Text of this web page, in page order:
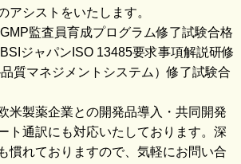
アシストをいたします。
監査員育成プログラム修了試験合格
ジャパンISO 13485要求事項解説研修
品質マネジメントシステム）修了試験合
製薬企業との開発品導入・共同開発
ト通訳にも対応いたしております。深
慣れておりますので、気軽にお問い合